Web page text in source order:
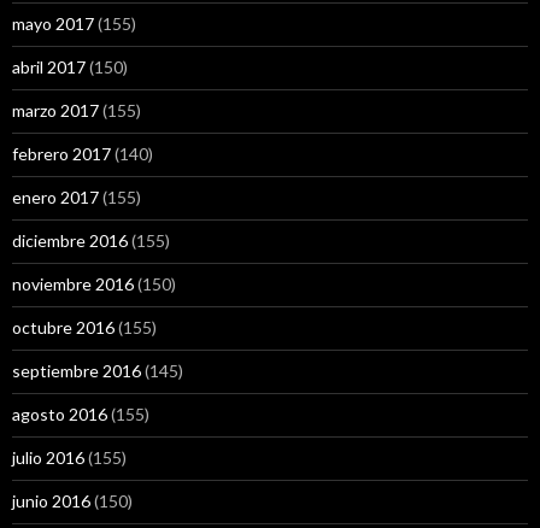
mayo 2017(155)
abril 2017(150)
marzo 2017(155)
febrero 2017(140)
enero 2017(155)
diciembre 2016(155)
noviembre 2016(150)
octubre 2016(155)
septiembre 2016(145)
agosto 2016(155)
julio 2016(155)
junio 2016(150)